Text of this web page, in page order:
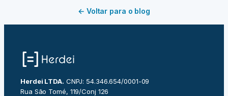
← Voltar para o blog
Herdei LTDA. CNPJ: 54.346.654/0001-09
Rua São Tomé, 119/Conj 126